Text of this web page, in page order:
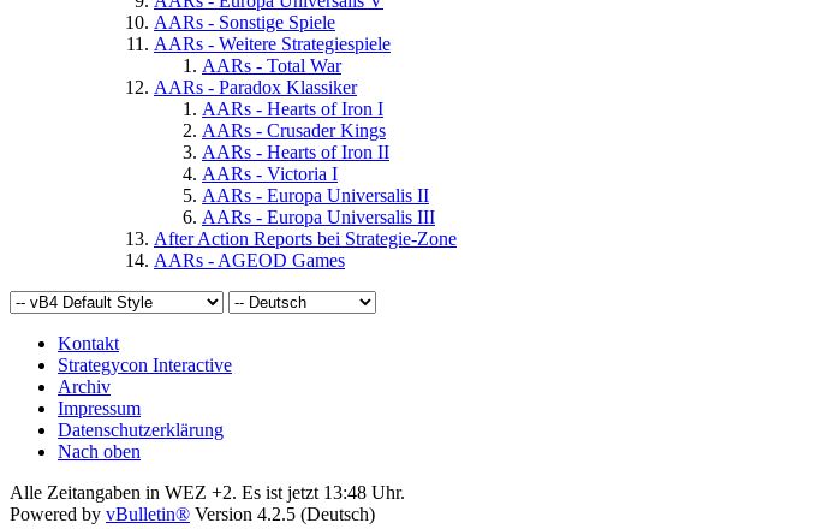
AARs - Sonstige Spiele
AARs - Weitere Strategiespiele
AARs - Total War
AARs - Paradox Klassiker
AARs - Hearts of Iron I
AARs - Crusader Kings
AARs - Hearts of Iron II
AARs - Victoria I
AARs - Europa Universalis II
AARs - Europa Universalis III
After Action Reports bei Strategie-Zone
AARs - AGEOD Games
Kontakt
Strategycon Interactive
Archiv
Impressum
Datenschutzerklärung
Nach oben
Alle Zeitangaben in WEZ +2. Es ist jetzt 13:48 Uhr.
Powered by vBulletin® Version 4.2.5 (Deutsch)